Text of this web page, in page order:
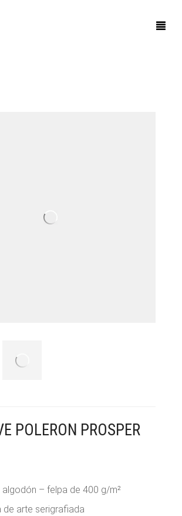
POLERON PROSPER
algodón – felpa de 400 g/m²
de arte serigrafiada